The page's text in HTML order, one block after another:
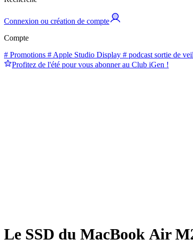
Connexion ou création de compte
Compte
# Promotions # Apple Studio Display # podcast sortie de
Profitez de l'été pour vous abonner au Club iGen !
Le SSD du MacBook Air